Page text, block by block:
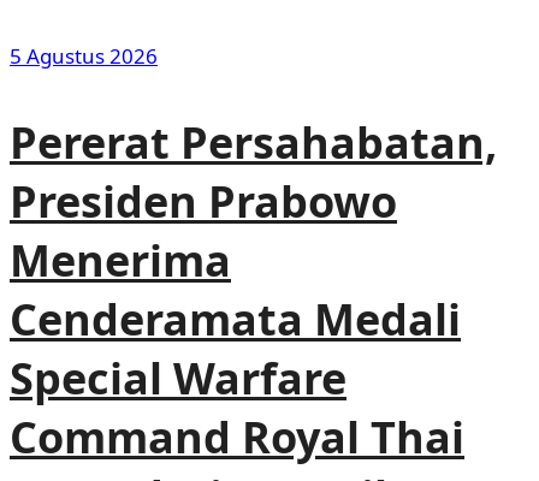
5 Agustus 2026
Pererat Persahabatan,
Presiden Prabowo
Menerima
Cenderamata Medali
Special Warfare
Command Royal Thai